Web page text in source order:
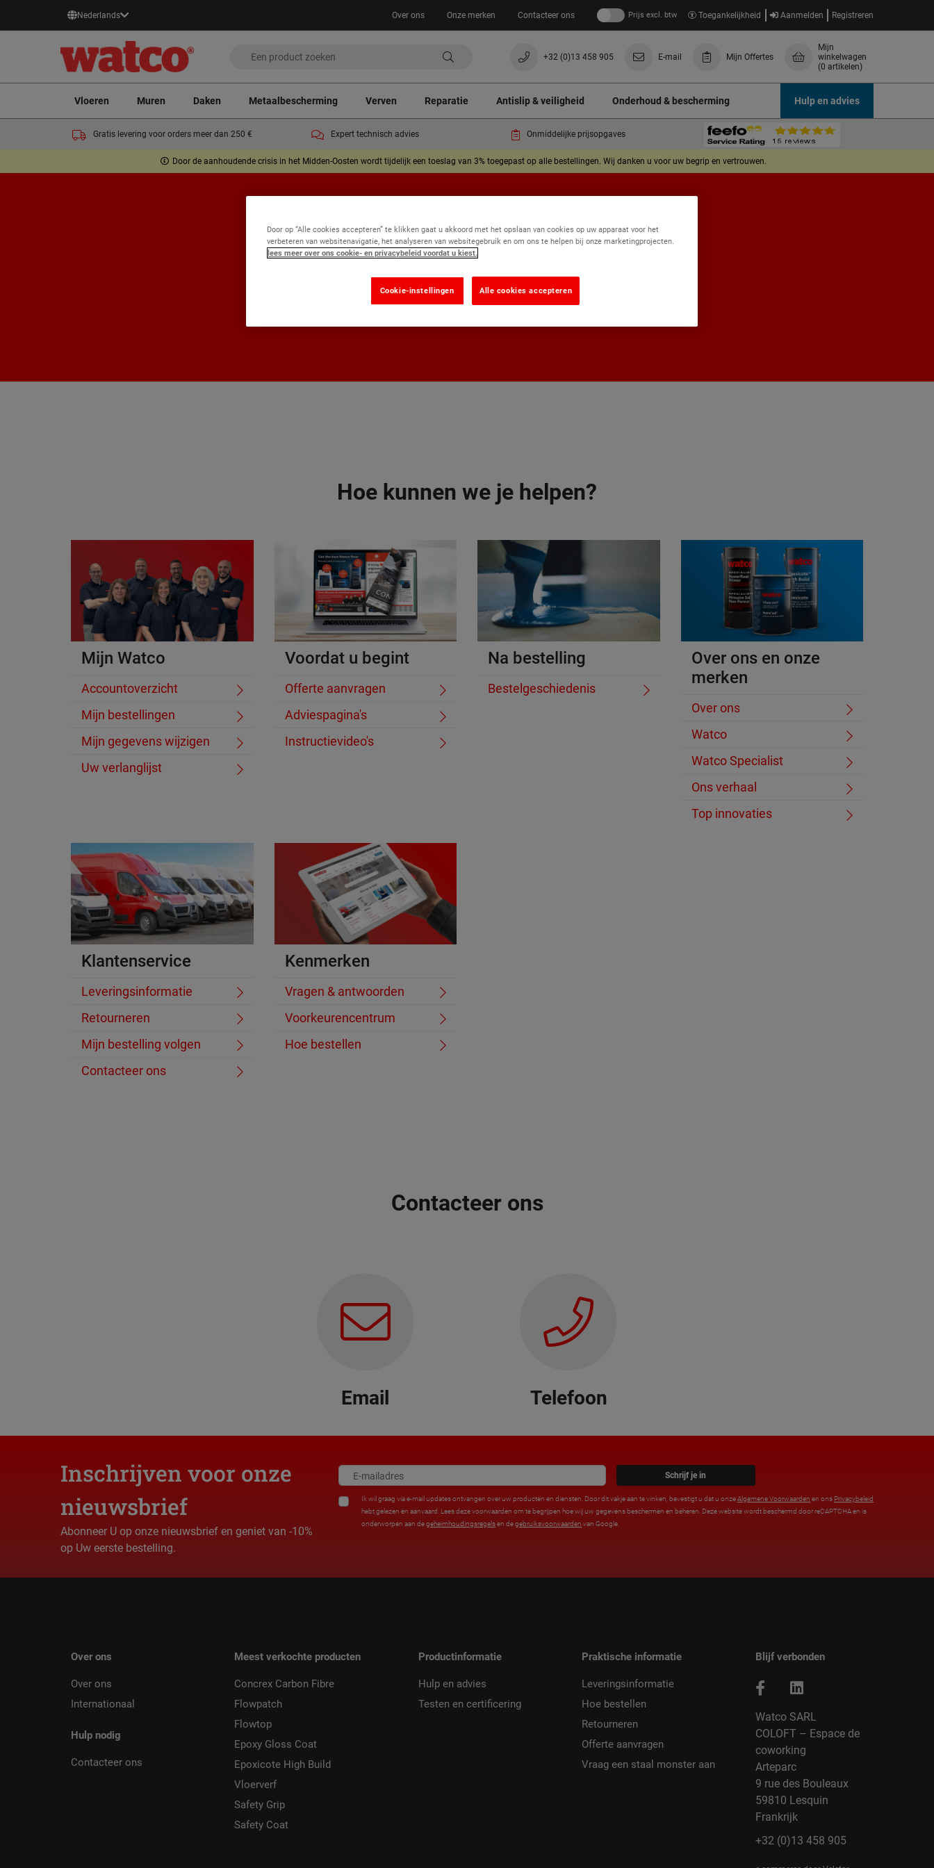
Nederlands Over ons Onze merken Contacteer ons Prijs excl. btw Toegankelijkheid Aanmelden Registreren
+32 (0)13 458 905 E-mail Mijn Offertes
Mijn
winkelwagen
(0 artikelen)
Vloeren Muren Daken Metaalbescherming Verven Reparatie Antislip & veiligheid Onderhoud & bescherming Hulp en advies
Gratis levering voor orders meer dan 250 € Expert technisch advies Onmiddelijke prijsopgaves
Door de aanhoudende crisis in het Midden-Oosten wordt tijdelijk een toeslag van 3% toegepast op alle bestellingen. Wij danken u voor uw begrip en vertrouwen.
Hoe kunnen we je helpen?
Mijn Watco
Accountoverzicht
Mijn bestellingen
Mijn gegevens wijzigen
Uw verlanglijst
Voordat u begint
Offerte aanvragen
Adviespagina's
Instructievideo's
Na bestelling
Bestelgeschiedenis
Over ons en onze
merken
Over ons
Watco
Watco Specialist
Ons verhaal
Top innovaties
Klantenservice
Leveringsinformatie
Retourneren
Mijn bestelling volgen
Contacteer ons
Kenmerken
Vragen & antwoorden
Voorkeurencentrum
Hoe bestellen
Contacteer ons
Email Telefoon
Inschrijven voor onze
nieuwsbrief
Abonneer U op onze nieuwsbrief en geniet van -10%
op Uw eerste bestelling.
Schrijf je in
Ik wil graag via e-mail updates ontvangen over uw producten en diensten. Door dit vakje aan te vinken, bevestigt u dat u onzeAlgemene Voorwaarden en ons Privacybeleid
hebt gelezen en aanvaard. Lees deze voorwaarden om te begrijpen hoe wij uw gegevens beschermen en beheren. Deze website wordt beschermd door reCAPTCHA en is
onderworpen aan degeheimhoudingsregelsen degebruiksvoorwaarden van Google.
Over ons
Over ons
Internationaal
Hulp nodig
Contacteer ons
Meest verkochte producten
Concrex Carbon Fibre
Flowpatch
Flowtop
Epoxy Gloss Coat
Epoxicote High Build
Vloerverf
Safety Grip
Safety Coat
Productinformatie
Hulp en advies
Testen en certificering
Praktische informatie
Leveringsinformatie
Hoe bestellen
Retourneren
Offerte aanvragen
Vraag een staal monster aan
Blijf verbonden
Watco SARL
COLOFT – Espace de
coworking
Arteparc
9 rue des Bouleaux
59810 Lesquin
Frankrijk
+32 (0)13 458 905
Door op “Alle cookies accepteren” te klikken gaat u akkoord met het opslaan van cookies op uw apparaat voor het
verbeteren van websitenavigatie, het analyseren van websitegebruik en om ons te helpen bij onze marketingprojecten.
lees meer over ons cookie- en privacybeleid voordat u kiest.
Alle cookies accepteren
Cookie-instellingen